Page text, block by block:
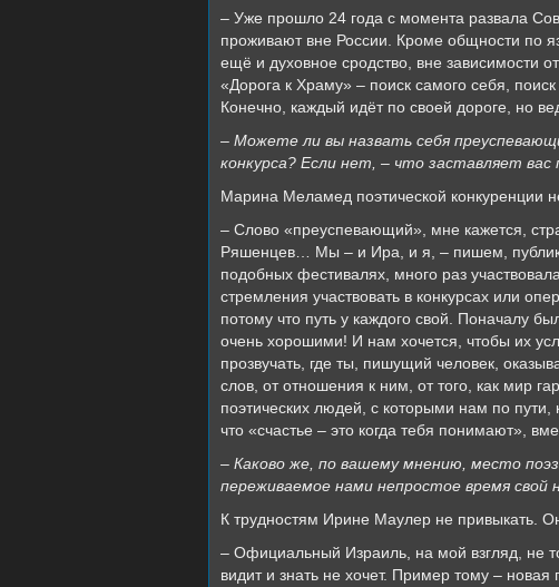
– Уже прошло 24 года с момента развала
проживают вне России. Кроме общности по
ещё и духовное сродство, вне зависимости
«Дорога к Храму» – поиск самого себя,
Конечно, каждый идёт по своей дороге, но
– Можете ли вы назвать себя
конкурса? Если нет, – что заставляет
Марина Меламед поэтической конкуренции
– Слово «преуспевающий», мне кажется,
Ряшенцев… Мы – и Ира, и я, – пишем,
подобных фестивалях, много раз
стремления участвовать в конкурсах или
потому что путь у каждого свой. Поначалу
очень хорошими! И нам хочется, чтобы их
прозвучать, где ты, пишущий человек,
слов, от отношения к ним, от того, как мир
поэтических людей, с которыми нам по пути,
что «счастье – это когда тебя понимают»,
– Каково же, по вашему мнению, место
переживаемое нами непростое время
К трудностям Ирине Маулер не привыкать.
– Официальный Израиль, на мой взгляд, не
видит и знать не хочет. Пример тому –